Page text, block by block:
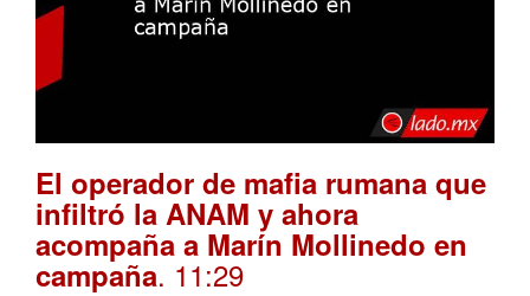
El operador de mafia rumana que
infiltró la ANAM y ahora
acompaña a Marín Mollinedo en
campaña. 11:29